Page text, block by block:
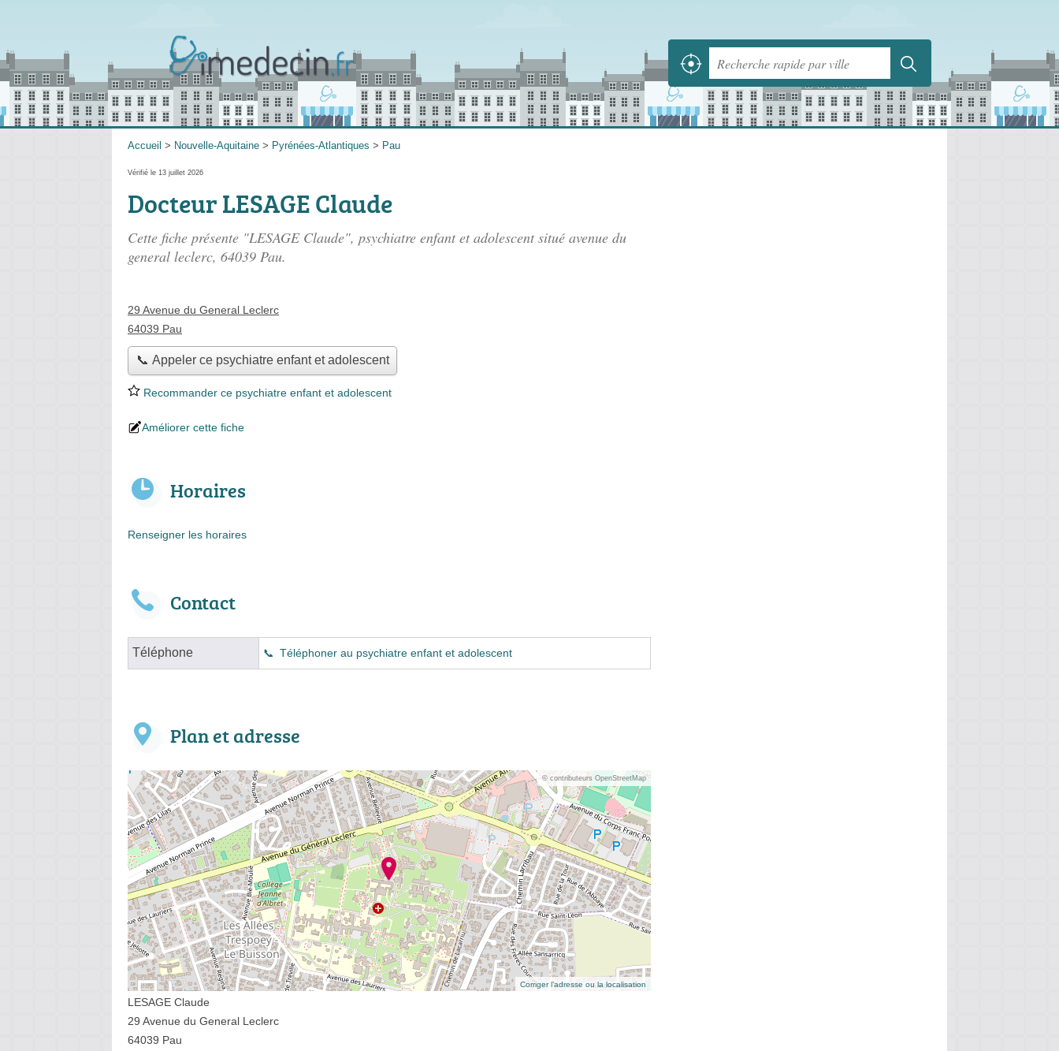
Accueil > Nouvelle-Aquitaine > Pyrénées-Atlantiques > Pau
Vérifié le 13 juillet 2026
Docteur LESAGE Claude
Cette fiche présente "LESAGE Claude", psychiatre enfant et adolescent situé avenue du
general leclerc, 64039 Pau.
29 Avenue du General Leclerc
64039 Pau
📞 Appeler ce psychiatre enfant et adolescent
Recommander ce psychiatre enfant et adolescent
Améliorer cette fiche
Horaires
Renseigner les horaires
Contact
Téléphone Téléphoner au psychiatre enfant et adolescent
Plan et adresse
© contributeurs OpenStreetMap
Corriger l’adresse ou la localisation
LESAGE Claude
29 Avenue du General Leclerc
64039 Pau